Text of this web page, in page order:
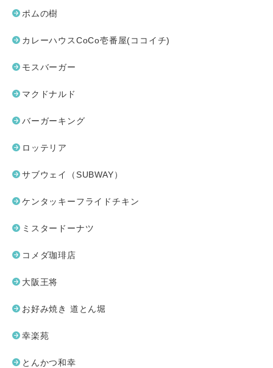
ポムの樹
カレーハウスCoCo壱番屋(ココイチ)
モスバーガー
マクドナルド
バーガーキング
ロッテリア
サブウェイ（SUBWAY）
ケンタッキーフライドチキン
ミスタードーナツ
コメダ珈琲店
大阪王将
お好み焼き 道とん堀
幸楽苑
とんかつ和幸